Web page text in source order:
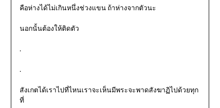
คือห่างได้ไม่เกินหนึ่งช่วงแขน ถ้าห่างจากตัวนะ
นอกนั้นต้องให้ติดตัว
.
.
สังเกตได้เราไปที่ไหนเราจะเห็นมีพระจะพาดสังฆาฏิไปด้วยทุก
ที่